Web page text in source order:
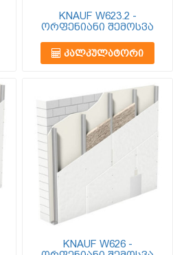
KNAUF W623.2 -
ორფენიანი შემოსვა
ᲙᲐᲚᲙᲣᲚᲐᲢᲝᲠᲘ
KNAUF W626 -